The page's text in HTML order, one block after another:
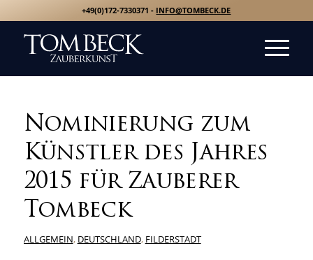
+49(0)172-7330371 - INFO@TOMBECK.DE
Nominierung zum
Künstler des Jahres
2015 für Zauberer
Tombeck
ALLGEMEIN, DEUTSCHLAND, FILDERSTADT